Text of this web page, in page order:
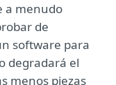
a menudo
de
software para
degradará el
menos piezas